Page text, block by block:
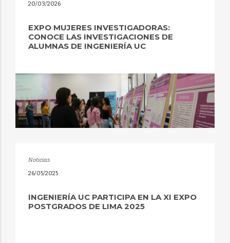
20/03/2026
EXPO MUJERES INVESTIGADORAS:
CONOCE LAS INVESTIGACIONES DE
ALUMNAS DE INGENIERÍA UC
Noticias
26/05/2025
INGENIERÍA UC PARTICIPA EN LA XI EXPO
POSTGRADOS DE LIMA 2025